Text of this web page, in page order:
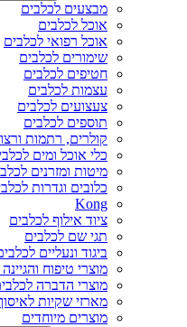
מבצעים לכלבים
אוכל לכלבים
אוכל רפואי לכלבים
שימורים לכלבים
חטיפים לכלבים
עצמות לכלבים
צעצועים לכלבים
תוספים לכלבים
קולרים, רתמות
כלי אוכל ומים
מיטות ומזרנים
כלובים וגדרות
Kong
ציוד אילוף לכלבים
תגי שם לכלבים
ביגוד ונעליים
מוצרי טיפוח
מוצרי הדברה
מארזי שקיות
מוצרים מיוחדים